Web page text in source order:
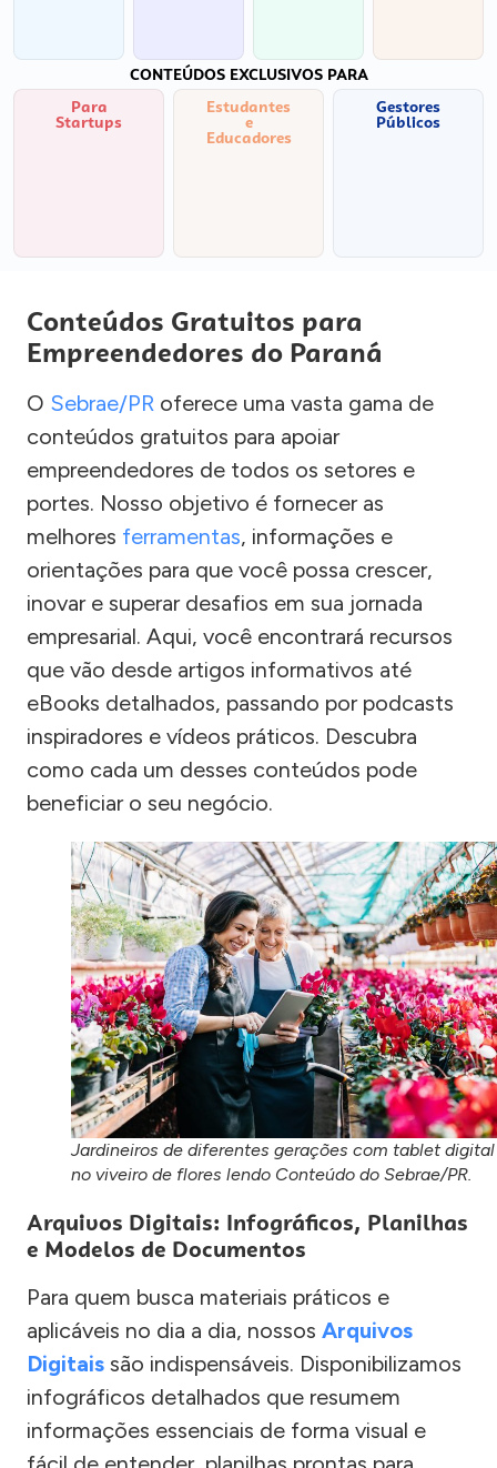
CONTEÚDOS EXCLUSIVOS PARA
Para
Startups
Estudantes
e
Educadores
Gestores
Públicos
Conteúdos Gratuitos para
Empreendedores do Paraná
O Sebrae/PR oferece uma vasta gama de
conteúdos gratuitos para apoiar
empreendedores de todos os setores e
portes. Nosso objetivo é fornecer as
melhores ferramentas, informações e
orientações para que você possa crescer,
inovar e superar desafios em sua jornada
empresarial. Aqui, você encontrará recursos
que vão desde artigos informativos até
eBooks detalhados, passando por podcasts
inspiradores e vídeos práticos. Descubra
como cada um desses conteúdos pode
beneficiar o seu negócio.
Jardineiros de diferentes gerações com tablet digital
no viveiro de flores lendo Conteúdo do Sebrae/PR.
Arquivos Digitais: Infográficos, Planilhas
e Modelos de Documentos
Para quem busca materiais práticos e
aplicáveis no dia a dia, nossos Arquivos
Digitais são indispensáveis. Disponibilizamos
infográficos detalhados que resumem
informações essenciais de forma visual e